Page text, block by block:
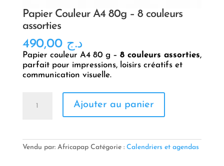
Papier Couleur A4 80g – 8 couleurs
assorties
د.ج 490,00
Papier couleur A4 80 g – 8 couleurs assorties,
parfait pour impressions, loisirs créatifs et
communication visuelle.
80g
Ajouter au panier
Vendu par: Africapap Catégorie : Calendriers et agendas